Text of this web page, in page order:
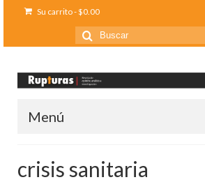
Su carrito-$0.00
Buscar
por:
Menú
crisis sanitaria